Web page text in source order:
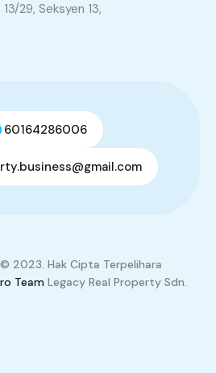
20+
29, Seksyen 13,
60164286006
2023. Hak Cipta Terpelihara
Team Legacy Real Property Sdn.